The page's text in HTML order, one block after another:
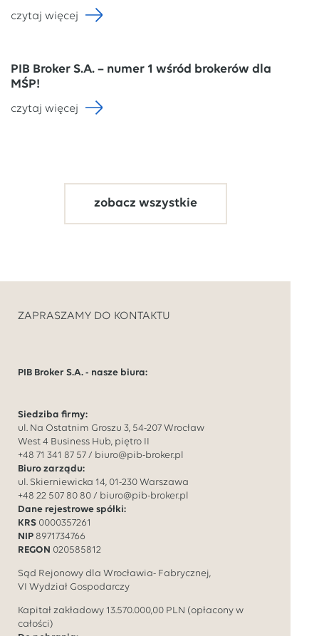
czytaj więcej
PIB Broker S.A. – numer 1 wśród brokerów dla
MŚP!
czytaj więcej
zobacz wszystkie
ZAPRASZAMY DO KONTAKTU
PIB Broker S.A. - nasze biura:
Siedziba firmy:
ul. Na Ostatnim Groszu 3, 54-207 Wrocław
West 4 Business Hub, piętro II
+48 71 341 87 57 / biuro@pib-broker.pl
Biuro zarządu:
ul. Skierniewicka 14, 01-230 Warszawa
+48 22 507 80 80 / biuro@pib-broker.pl
Dane rejestrowe spółki:
KRS 0000357261
NIP 8971734766
REGON 020585812
Sąd Rejonowy dla Wrocławia- Fabrycznej,
VI Wydział Gospodarczy
Kapitał zakładowy 13.570.000,00 PLN (opłacony w
całości)